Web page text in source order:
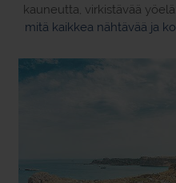
kauneutta, virkistävää
mitä kaikkea nähtävää ja